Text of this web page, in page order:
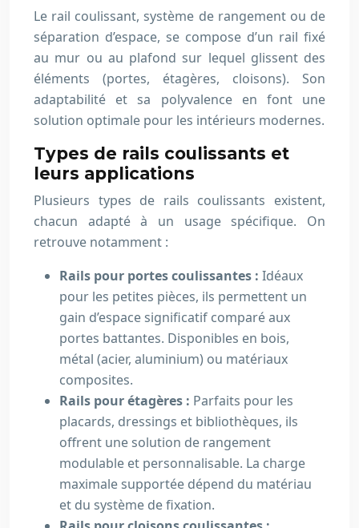
Le rail coulissant, système de rangement ou de
séparation d’espace, se compose d’un rail fixé
au mur ou au plafond sur lequel glissent des
éléments (portes, étagères, cloisons). Son
adaptabilité et sa polyvalence en font une
solution optimale pour les intérieurs modernes.
Types de rails coulissants et
leurs applications
Plusieurs types de rails coulissants existent,
chacun adapté à un usage spécifique. On
retrouve notamment :
Rails pour portes coulissantes : Idéaux
pour les petites pièces, ils permettent un
gain d’espace significatif comparé aux
portes battantes. Disponibles en bois,
métal (acier, aluminium) ou matériaux
composites.
Rails pour étagères : Parfaits pour les
placards, dressings et bibliothèques, ils
offrent une solution de rangement
modulable et personnalisable. La charge
maximale supportée dépend du matériau
et du système de fixation.